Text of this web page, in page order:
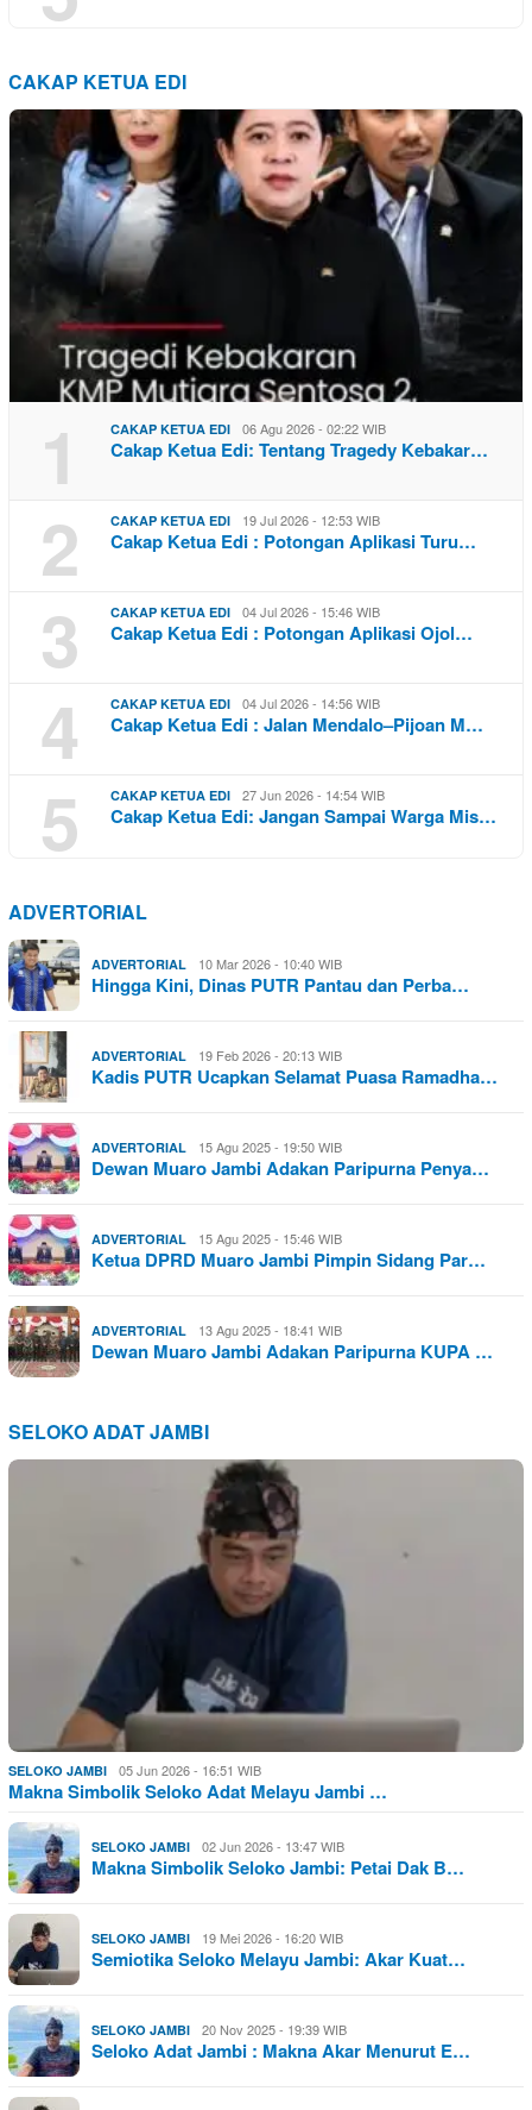
CAKAP KETUA EDI
1 CAKAP KETUA EDI 06 Agu 2026 - 02:22 WIB
Cakap Ketua Edi: Tentang Tragedy Kebakar…
2 CAKAP KETUA EDI 19 Jul 2026 - 12:53 WIB
Cakap Ketua Edi : Potongan Aplikasi Turu…
3 CAKAP KETUA EDI 04 Jul 2026 - 15:46 WIB
Cakap Ketua Edi : Potongan Aplikasi Ojol…
4 CAKAP KETUA EDI 04 Jul 2026 - 14:56 WIB
Cakap Ketua Edi : Jalan Mendalo–Pijoan M…
5 CAKAP KETUA EDI 27 Jun 2026 - 14:54 WIB
Cakap Ketua Edi: Jangan Sampai Warga Mis…
ADVERTORIAL
ADVERTORIAL 10 Mar 2026 - 10:40 WIB
Hingga Kini, Dinas PUTR Pantau dan Perba…
ADVERTORIAL 19 Feb 2026 - 20:13 WIB
Kadis PUTR Ucapkan Selamat Puasa Ramadha…
ADVERTORIAL 15 Agu 2025 - 19:50 WIB
Dewan Muaro Jambi Adakan Paripurna Penya…
ADVERTORIAL 15 Agu 2025 - 15:46 WIB
Ketua DPRD Muaro Jambi Pimpin Sidang Par…
ADVERTORIAL 13 Agu 2025 - 18:41 WIB
Dewan Muaro Jambi Adakan Paripurna KUPA …
SELOKO ADAT JAMBI
SELOKO JAMBI 05 Jun 2026 - 16:51 WIB
Makna Simbolik Seloko Adat Melayu Jambi …
SELOKO JAMBI 02 Jun 2026 - 13:47 WIB
Makna Simbolik Seloko Jambi: Petai Dak B…
SELOKO JAMBI 19 Mei 2026 - 16:20 WIB
Semiotika Seloko Melayu Jambi: Akar Kuat…
SELOKO JAMBI 20 Nov 2025 - 19:39 WIB
Seloko Adat Jambi : Makna Akar Menurut E…